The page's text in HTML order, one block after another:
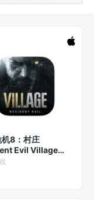
8：村庄
Evil Village
游戏 沉浸式生存